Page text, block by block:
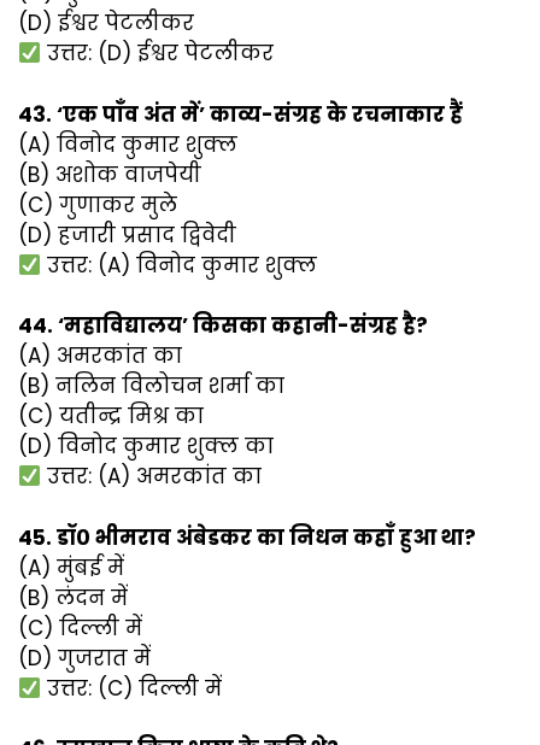
(D) ईश्वर पेटलीकर
उत्तर: (D) ईश्वर पेटलीकर
43. ‘एक पाँव अंत में’ काव्य-संग्रह के रचनाकार हैं
(A) विनोद कुमार शुक्ल
(B) अशोक वाजपेयी
(C) गुणाकर मुले
(D) हजारी प्रसाद द्विवेदी
उत्तर: (A) विनोद कुमार शुक्ल
44. ‘महाविद्यालय’ किसका कहानी-संग्रह है?
(A) अमरकांत का
(B) नलिन विलोचन शर्मा का
(C) यतीन्द्र मिश्र का
(D) विनोद कुमार शुक्ल का
उत्तर: (A) अमरकांत का
45. डॉ० भीमराव अंबेडकर का निधन कहाँ हुआ था?
(A) मुंबई में
(B) लंदन में
(C) दिल्ली में
(D) गुजरात में
उत्तर: (C) दिल्ली में